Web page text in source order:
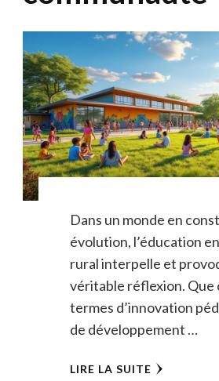
Dans un monde en
évolution, l’éducation
rural interpelle et
véritable réflexion. Que
termes d’innovation
de développement …
LIRE LA SUITE